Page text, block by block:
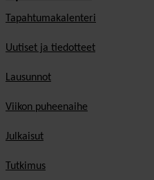
Tapahtumakalenteri
Uutiset ja tiedotteet
Lausunnot
Viikon puheenaihe
Julkaisut
Tutkimus